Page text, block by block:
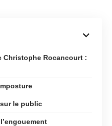
Christophe Rocancourt :
le public